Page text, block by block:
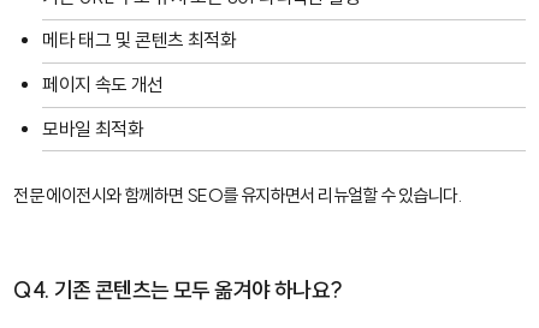
메타 태그 및 콘텐츠 최적화
페이지 속도 개선
모바일 최적화
전문 에이전시와 함께하면 SEO를 유지하면서 리뉴얼할 수 있습니다.
Q4. 기존 콘텐츠는 모두 옮겨야 하나요?